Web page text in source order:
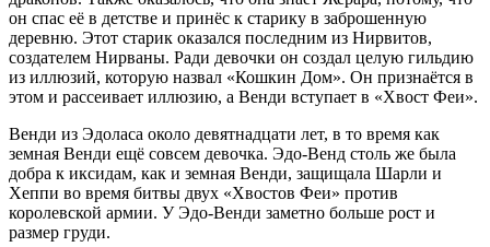
он спас её в детстве и принёс к старику в заброшенную
деревню. Этот старик оказался последним из Нирвитов,
создателем Нирваны. Ради девочки он создал целую гильдию
из иллюзий, которую назвал «Кошкин Дом». Он признаётся в
этом и рассеивает иллюзию, а Венди вступает в «Хвост Феи».
Венди из Эдоласа около девятнадцати лет, в то время как
земная Венди ещё совсем девочка. Эдо-Венд столь же была
добра к иксидам, как и земная Венди, защищала Шарли и
Хеппи во время битвы двух «Хвостов Феи» против
королевской армии. У Эдо-Венди заметно больше рост и
размер груди.